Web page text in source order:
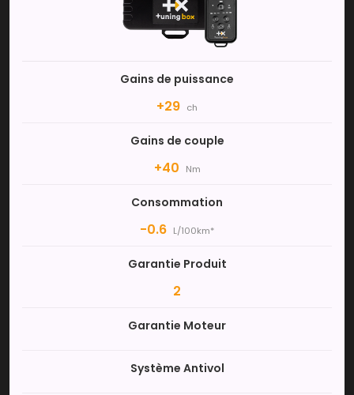
Gains de puissance
+29 ch
Gains de couple
+40 Nm
Consommation
-0.6 L/100km*
Garantie Produit
2
Garantie Moteur
Système Antivol